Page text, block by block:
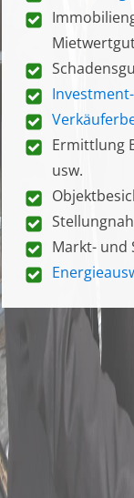
Ermittlung
usw.
Markt- und